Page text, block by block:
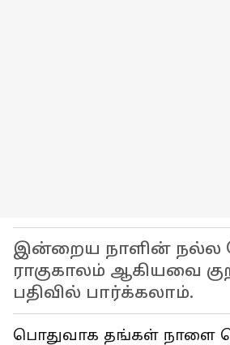
இன்றைய நாளின் நல்ல
ராகுகாலம் ஆகியவை
பதிவில் பார்க்கலாம்.
பொதுவாக தங்கள் நாளை